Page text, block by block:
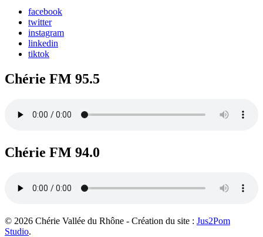
facebook
twitter
instagram
linkedin
tiktok
Chérie FM 95.5
Chérie FM 94.0
© 2026 Chérie Vallée du Rhône - Création du site : Jus2Pom
Studio.